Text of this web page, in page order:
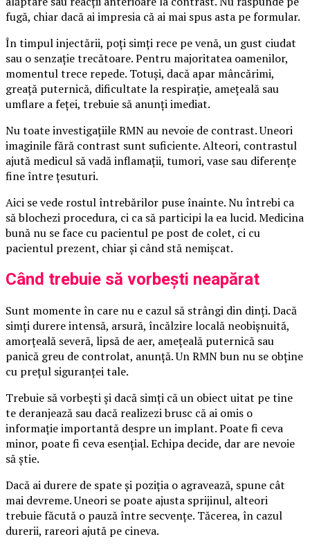
fugă, chiar dacă ai impresia că ai mai spus asta pe formular.
În timpul injectării, poți simți rece pe venă, un gust ciudat
sau o senzație trecătoare. Pentru majoritatea oamenilor,
momentul trece repede. Totuși, dacă apar mâncărimi,
greață puternică, dificultate la respirație, amețeală sau
umflare a feței, trebuie să anunți imediat.
Nu toate investigațiile RMN au nevoie de contrast. Uneori
imaginile fără contrast sunt suficiente. Alteori, contrastul
ajută medicul să vadă inflamații, tumori, vase sau diferențe
fine între țesuturi.
Aici se vede rostul întrebărilor puse înainte. Nu întrebi ca
să blochezi procedura, ci ca să participi la ea lucid. Medicina
bună nu se face cu pacientul pe post de colet, ci cu
pacientul prezent, chiar și când stă nemișcat.
Când trebuie să vorbești neapărat
Sunt momente în care nu e cazul să strângi din dinți. Dacă
simți durere intensă, arsură, încălzire locală neobișnuită,
amorțeală severă, lipsă de aer, amețeală puternică sau
panică greu de controlat, anunță. Un RMN bun nu se obține
cu prețul siguranței tale.
Trebuie să vorbești și dacă simți că un obiect uitat pe tine
te deranjează sau dacă realizezi brusc că ai omis o
informație importantă despre un implant. Poate fi ceva
minor, poate fi ceva esențial. Echipa decide, dar are nevoie
să știe.
Dacă ai durere de spate și poziția o agravează, spune cât
mai devreme. Uneori se poate ajusta sprijinul, alteori
trebuie făcută o pauză între secvențe. Tăcerea, în cazul
durerii, rareori ajută pe cineva.